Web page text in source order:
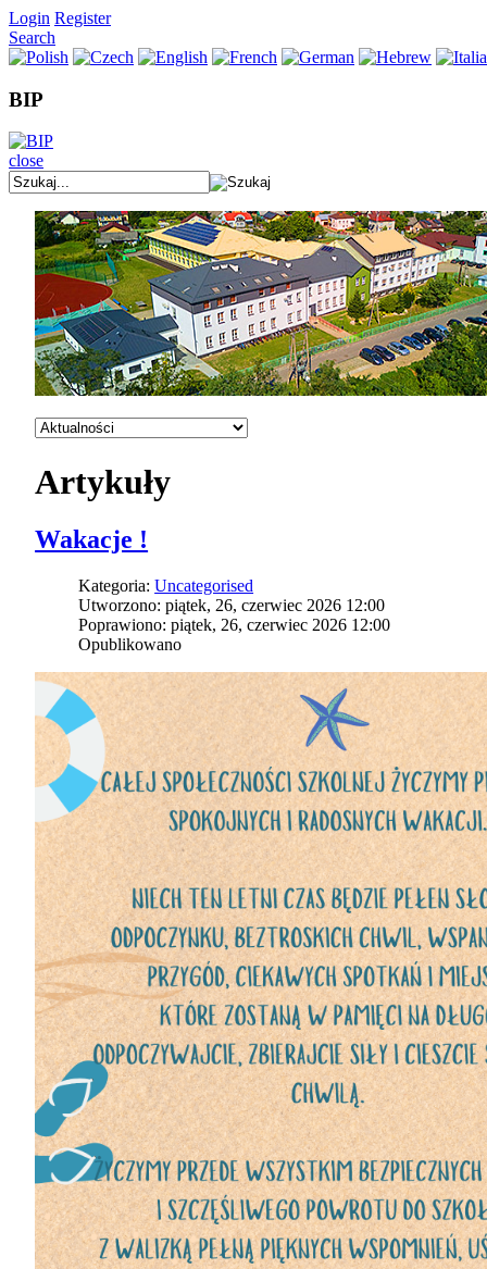
Login Register
Search
BIP
close
Artykuły
Wakacje !
Kategoria:Uncategorised
Utworzono: piątek, 26, czerwiec 2026 12:00
Poprawiono: piątek, 26, czerwiec 2026 12:00
Opublikowano